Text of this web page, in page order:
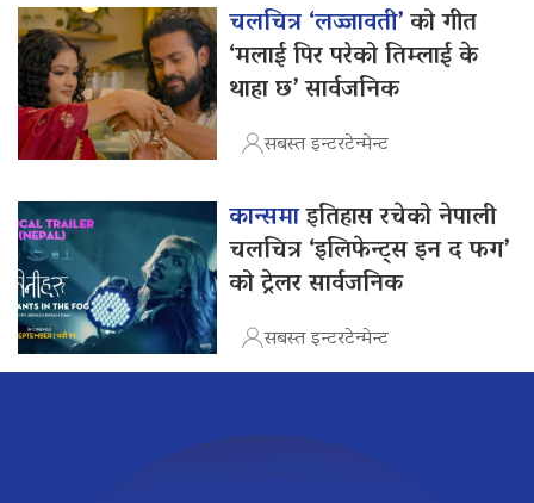
चलचित्र ‘लज्जावती’को गीत
‘मलाई पिर परेको तिम्लाई के
थाहा छ’ सार्वजनिक
सबस्त इन्टरटेन्मेन्ट
कान्समाइतिहास रचेको नेपाली
चलचित्र ‘इलिफेन्ट्स इन द फग’
को ट्रेलर सार्वजनिक
सबस्त इन्टरटेन्मेन्ट